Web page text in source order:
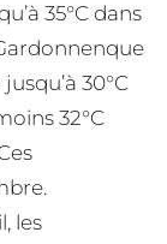
35°C dans
30°C
32°C
les